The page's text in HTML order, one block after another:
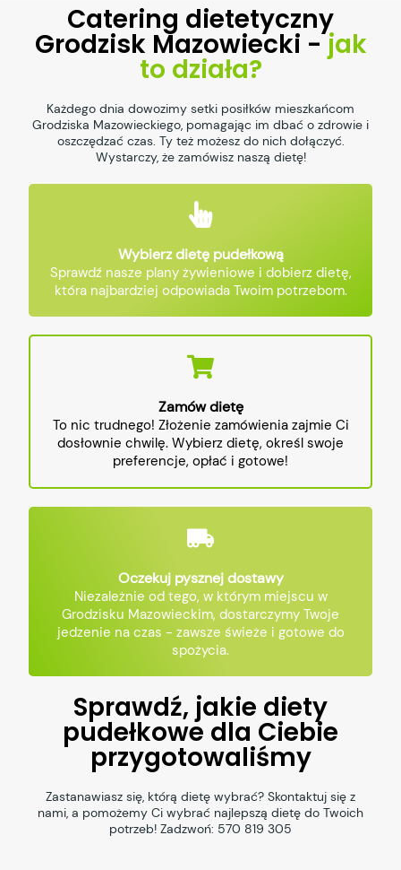
Catering dietetyczny
Grodzisk Mazowiecki -jak
to działa?
Każdego dnia dowozimy setki posiłków mieszkańcom
Grodziska Mazowieckiego, pomagając im dbać o zdrowie i
oszczędzać czas. Ty też możesz do nich dołączyć.
Wystarczy, że zamówisz naszą dietę!
Wybierz dietę pudełkową
Sprawdź nasze plany żywieniowe i dobierz dietę,
która najbardziej odpowiada Twoim potrzebom.
Zamów dietę
To nic trudnego! Złożenie zamówienia zajmie Ci
dosłownie chwilę. Wybierz dietę, określ swoje
preferencje, opłać i gotowe!
Oczekuj pysznej dostawy
Niezależnie od tego, w którym miejscu w
Grodzisku Mazowieckim, dostarczymy Twoje
jedzenie na czas - zawsze świeże i gotowe do
spożycia.
Sprawdź, jakie diety
pudełkowe dla Ciebie
przygotowaliśmy
Zastanawiasz się, którą dietę wybrać? Skontaktuj się z
nami, a pomożemy Ci wybrać najlepszą dietę do Twoich
potrzeb! Zadzwoń: 570 819 305